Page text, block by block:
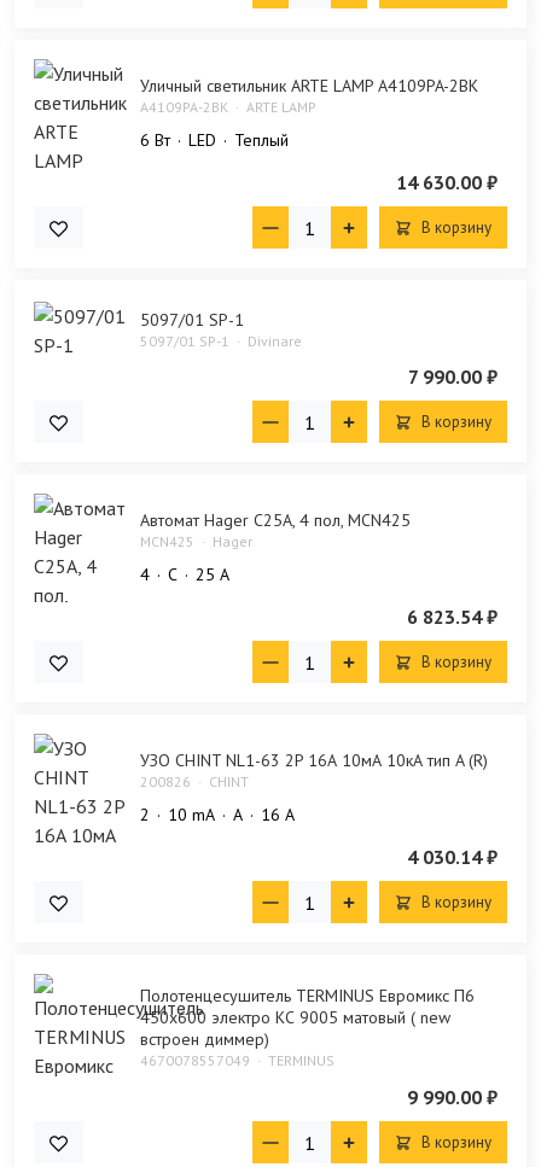
Уличный светильник ARTE LAMP A4109PA-2BK
A4109PA-2BK ARTE LAMP
6 Bт LED Теплый
14 630.00 ₽
В корзину
5097/01 SP-1
5097/01 SP-1 Divinare
7 990.00 ₽
В корзину
Автомат Hager C25А, 4 пол, MCN425
MCN425 Hager
4 C 25 А
6 823.54 ₽
В корзину
УЗО CHINT NL1-63 2P 16А 10мА 10кА тип A (R)
200826 CHINT
2 10 mA A 16 А
4 030.14 ₽
В корзину
Полотенцесушитель TERMINUS Евромикс П6
450х600 электро КС 9005 матовый ( new
встроен диммер)
4670078557049 TERMINUS
9 990.00 ₽
В корзину